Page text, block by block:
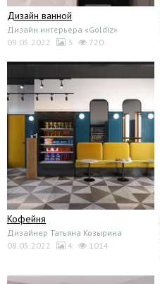
Дизайн ванной
Дизайн интерьера «Goldiz»
09.05.2022
3 720
Кофейня
Дизайнер Татьяна Козырина
08.05.2022
4 1014